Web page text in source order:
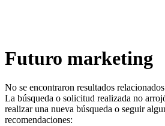
Futuro marketing
No se encontraron resultados relacionados
La búsqueda o solicitud realizada no
realizar una nueva búsqueda o seguir
recomendaciones: